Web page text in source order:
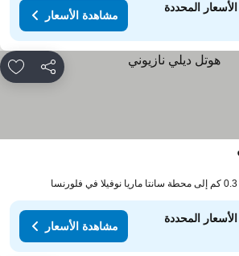
المحددة
مشاهدة الأسعار
مشاركة
نوفيلا في فلورنسا
المحددة
مشاهدة الأسعار